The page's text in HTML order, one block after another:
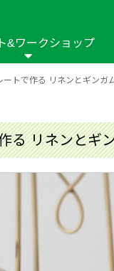
&ワークショップ
イング
手芸
グ用品 はさみ
品 ホビー材料
ートで作る リネンとギンガ
る リネンとギ